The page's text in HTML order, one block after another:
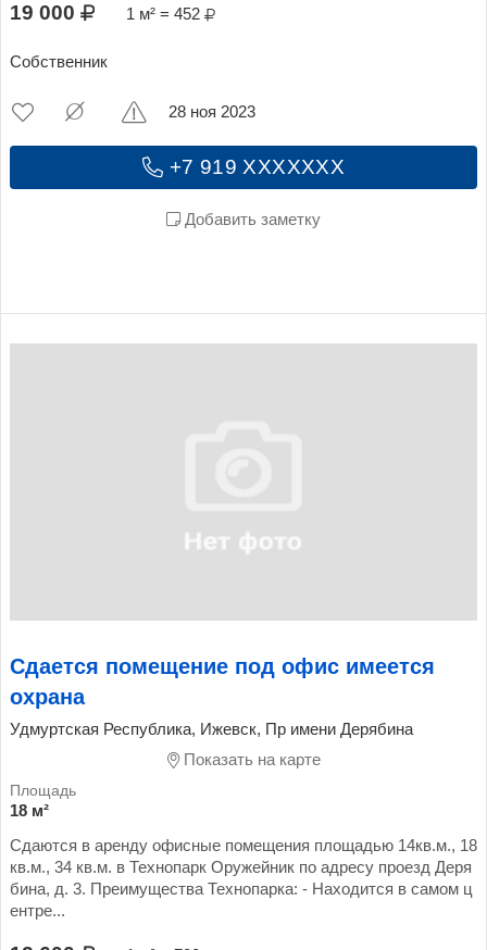
19 000 1 м² = 452
Собственник
+7 919 XXXXXXX
Добавить заметку
28 ноя 2023
Сдается помещение под офис имеется
охрана
Удмуртская Республика, Ижевск, Пр имени Дерябина
Показать на карте
18 м²
Сдаются в аренду офисные помещения площадью 14кв.м., 18
кв.м., 34 кв.м. в Технопарк Оружейник по адресу проезд Деря
бина, д. 3. Преимущества Технопарка: - Находится в самом ц
ентре...